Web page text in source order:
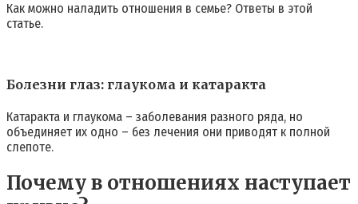
Как можно наладить отношения в семье? Ответы в этой
статье.
Болезни глаз: глаукома и катаракта
Катаракта и глаукома – заболевания разного ряда, но
объединяет их одно – без лечения они приводят к полной
слепоте.
Почему в отношениях наступает